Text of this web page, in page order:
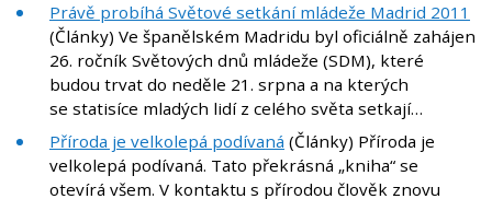
Právě probíhá Světové setkání mládeže Madrid 2011
(Články) Ve španělském Madridu byl oficiálně zahájen
26. ročník Světových dnů mládeže (SDM), které
budou trvat do neděle 21. srpna a na kterých
se statisíce mladých lidí z celého světa setkají…
Příroda je velkolepá podívaná (Články) Příroda je
velkolepá podívaná. Tato překrásná „kniha“ se
otevírá všem. V kontaktu s přírodou člověk znovu